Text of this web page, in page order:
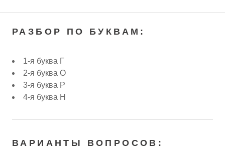
РАЗБОР ПО БУКВАМ:
1-я буква Г
2-я буква О
3-я буква Р
4-я буква Н
ВАРИАНТЫ ВОПРОСОВ: